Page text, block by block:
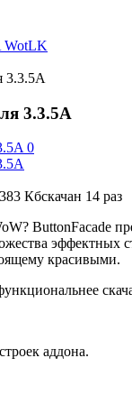
WotLK
3.3.5A
3.3.5A
383 Кбскачан 14 раз
ButtonFacade
эффектных
красивыми.
аддона.